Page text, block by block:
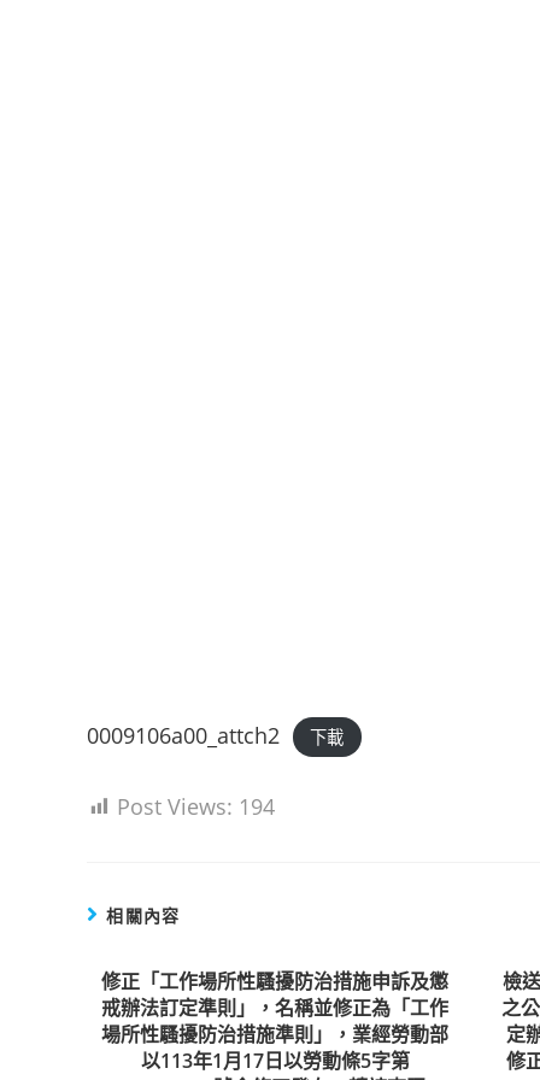
0009106a00_attch2 下載
Post Views: 194
相關內容
修正「工作場所性騷擾防治措施申訴及懲
戒辦法訂定準則」，名稱並修正為「工作
場所性騷擾防治措施準則」，業經勞動部
以113年1月17日以勞動條5字第
檢
之
定
修